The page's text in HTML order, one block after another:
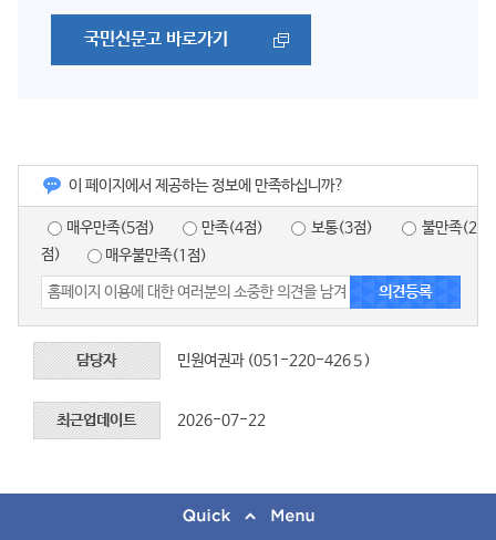
국민신문고 바로가기
이 페이지에서 제공하는 정보에 만족하십니까?
매우만족(5점) 만족(4점) 보통(3점)
점)
매우불만족(1점)
담당자 민원여권과 (051-220-426５)
최근업데이트 2026-07-22